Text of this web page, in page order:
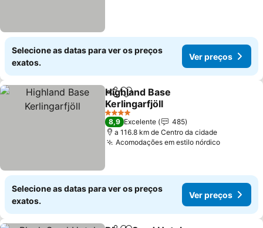
Selecione as datas para ver os preços
exatos.
Ver preços
PartilharAdicionar aos favoritos
Highland Base
Kerlingarfjöll
4 Estrelas
8,9 Excelente
485
a 116.8 km de Centro da cidade
Acomodações em estilo nórdico
Selecione as datas para ver os preços
exatos.
Ver preços